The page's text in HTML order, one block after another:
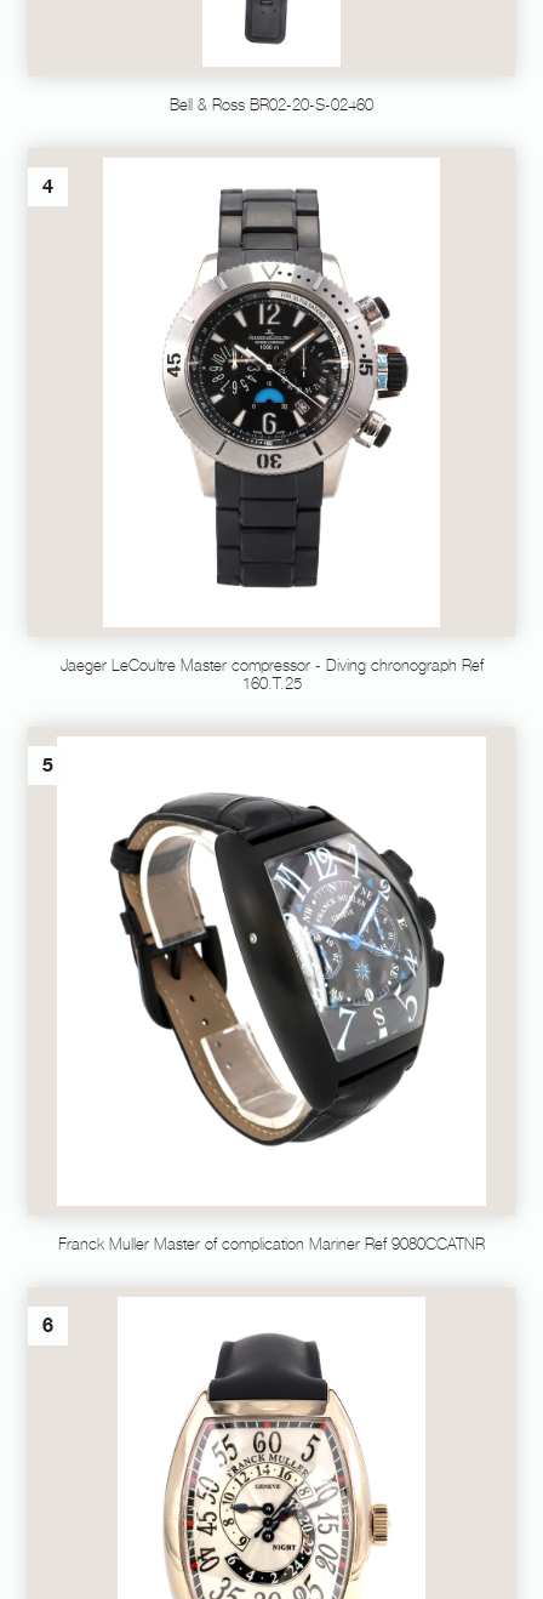
Bell & Ross BR02-20-S-02460
4
Jaeger LeCoultre Master compressor - Diving chronograph Ref
160.T.25
5
Franck Muller Master of complication Mariner Ref 9080CCATNR
6